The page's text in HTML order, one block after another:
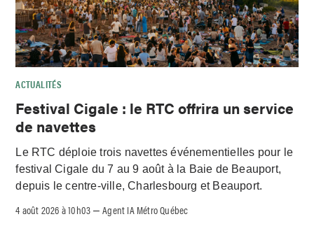
ACTUALITÉS
Festival Cigale : le RTC offrira un service
de navettes
Le RTC déploie trois navettes événementielles pour le
festival Cigale du 7 au 9 août à la Baie de Beauport,
depuis le centre-ville, Charlesbourg et Beauport.
4 août 2026 à 10h03 –Agent IA Métro Québec